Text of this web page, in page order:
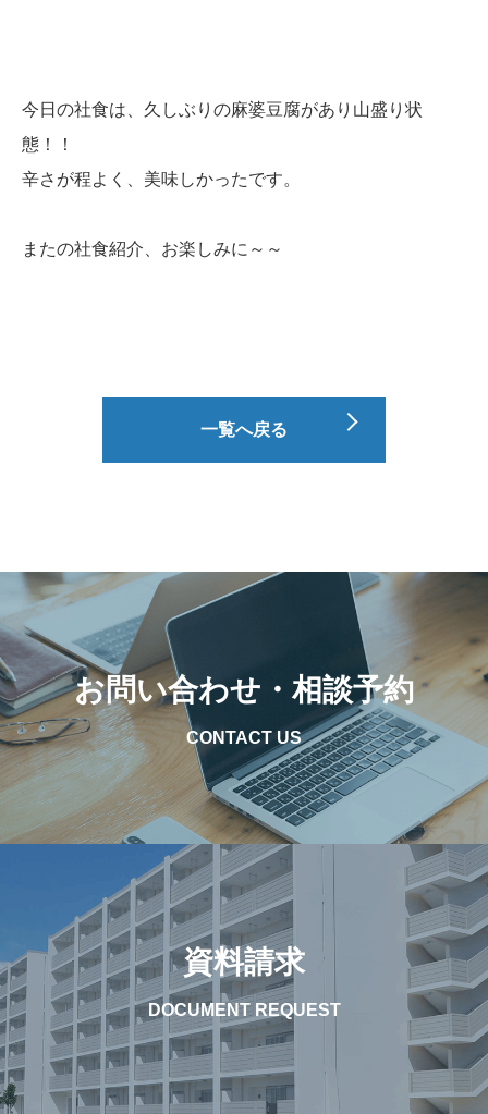
今日の社食は、久しぶりの麻婆豆腐があり山盛り状
態！！
辛さが程よく、美味しかったです。
またの社食紹介、お楽しみに～～
一覧へ戻る
お問い合わせ・相談予約
CONTACT US
資料請求
DOCUMENT REQUEST